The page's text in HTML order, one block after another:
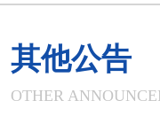
其他公告
OTHER